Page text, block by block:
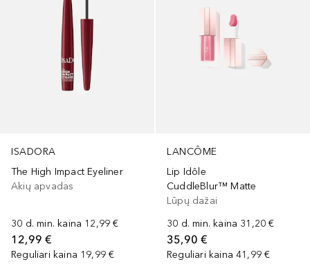
ISADORA
The High Impact Eyeliner
Akių apvadas
30 d. min. kaina 12,99 €
12,99 €
Reguliari kaina 19,99 €
LANCÔME
Lip Idôle
CuddleBlur™ Matte
Lūpų dažai
30 d. min. kaina 31,20 €
35,90 €
Reguliari kaina 41,99 €